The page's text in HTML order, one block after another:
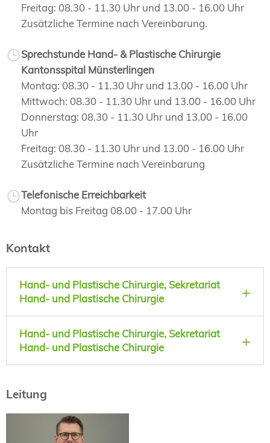
Freitag: 08.30 - 11.30 Uhr und 13.00 - 16.00 Uhr
Zusätzliche Termine nach Vereinbarung.
Sprechstunde Hand- & Plastische Chirurgie
Kantonsspital Münsterlingen
Montag: 08.30 - 11.30 Uhr und 13.00 - 16.00 Uhr
Mittwoch: 08.30 - 11.30 Uhr und 13.00 - 16.00 Uhr
Donnerstag: 08.30 - 11.30 Uhr und 13.00 - 16.00
Uhr
Freitag: 08.30 - 11.30 Uhr und 13.00 - 16.00 Uhr
Zusätzliche Termine nach Vereinbarung
Telefonische Erreichbarkeit
Montag bis Freitag 08.00 - 17.00 Uhr
Kontakt
Hand- und Plastische Chirurgie, Sekretariat
Hand- und Plastische Chirurgie
Hand- und Plastische Chirurgie, Sekretariat
Hand- und Plastische Chirurgie
Leitung
Prof. Dr. med.
Thomas Holzbach